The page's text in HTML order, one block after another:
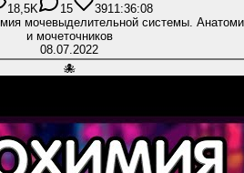
18,5K 15 391 1:36:08
мочевыделительной системы.
и мочеточников
08.07.2022
🐙